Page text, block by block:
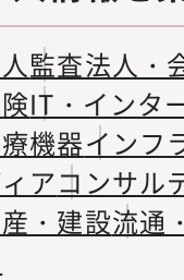
監査法人・
IT・インタ
機器インフ
アコンサル
・建設流通